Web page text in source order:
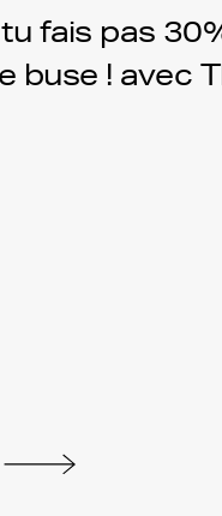
fais pas
buse ! avec